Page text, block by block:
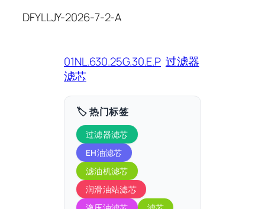
DFYLLJY-2026-7-2-A
01NL.630.25G.30.E.P 过滤器
滤芯
🏷️ 热门标签
过滤器滤芯
EH油滤芯
滤油机滤芯
润滑油站滤芯